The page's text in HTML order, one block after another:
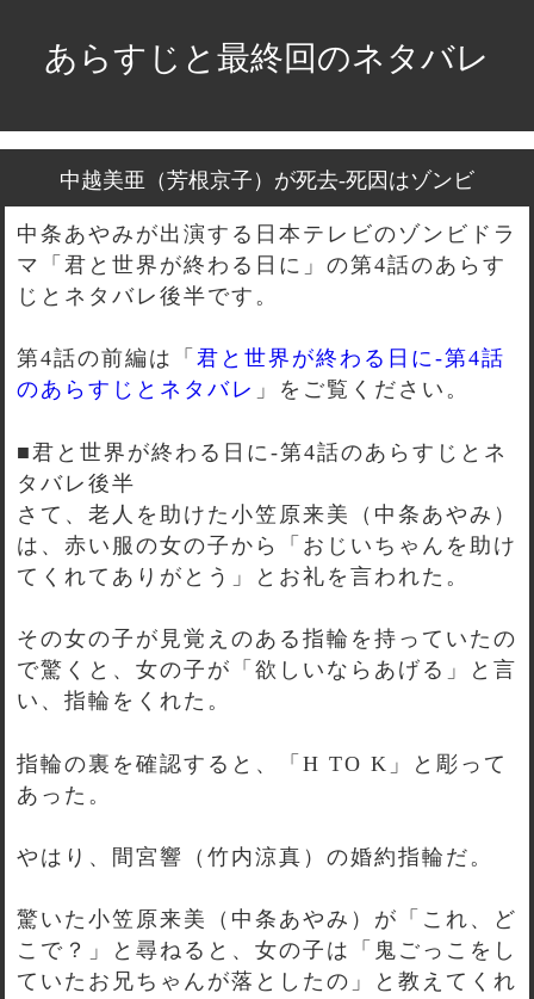
あらすじと最終回のネタバレ
中越美亜（芳根京子）が死去-死因はゾンビ
中条あやみが出演する日本テレビのゾンビドラ
マ「君と世界が終わる日に」の第4話のあらす
じとネタバレ後半です。
第4話の前編は「 君と世界が終わる日に-第4話
のあらすじとネタバレ 」をご覧ください。
■君と世界が終わる日に-第4話のあらすじとネ
タバレ後半
さて、老人を助けた小笠原来美（中条あやみ）
は、赤い服の女の子から「おじいちゃんを助け
てくれてありがとう」とお礼を言われた。
その女の子が見覚えのある指輪を持っていたの
で驚くと、女の子が「欲しいならあげる」と言
い、指輪をくれた。
指輪の裏を確認すると、「H TO K」と彫って
あった。
やはり、間宮響（竹内涼真）の婚約指輪だ。
驚いた小笠原来美（中条あやみ）が「これ、ど
こで？」と尋ねると、女の子は「鬼ごっこをし
ていたお兄ちゃんが落としたの」と教えてくれ